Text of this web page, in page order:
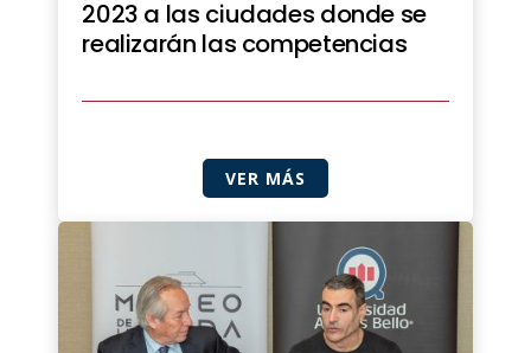
2023 a las ciudades donde se
realizarán las competencias
VER MÁS